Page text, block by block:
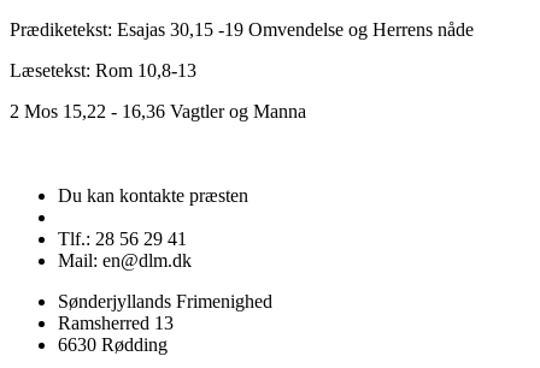
Prædiketekst: Esajas 30,15 -19 Omvendelse og Herrens nåde
Læsetekst: Rom 10,8-13
2 Mos 15,22 - 16,36 Vagtler og Manna
Du kan kontakte præsten
Tlf.: 28 56 29 41
Mail: en@dlm.dk
Sønderjyllands Frimenighed
Ramsherred 13
6630 Rødding